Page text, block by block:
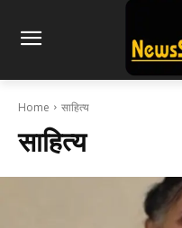
Home साहित्य
साहित्य